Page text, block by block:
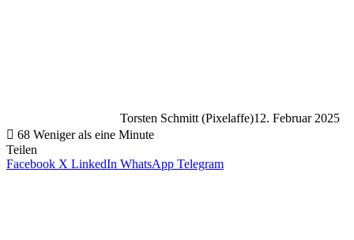
Torsten Schmitt (Pixelaffe)12. Februar 2025
68 Weniger als eine Minute
Teilen
Facebook X LinkedIn WhatsApp Telegram